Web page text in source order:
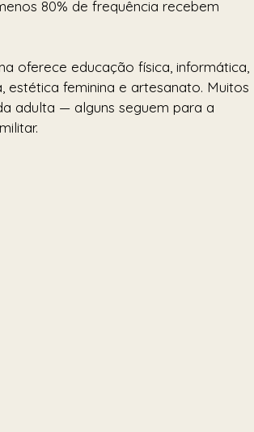
80% de frequência recebem
oferece educação física, informática,
estética feminina e artesanato. Muitos
adulta — alguns seguem para a